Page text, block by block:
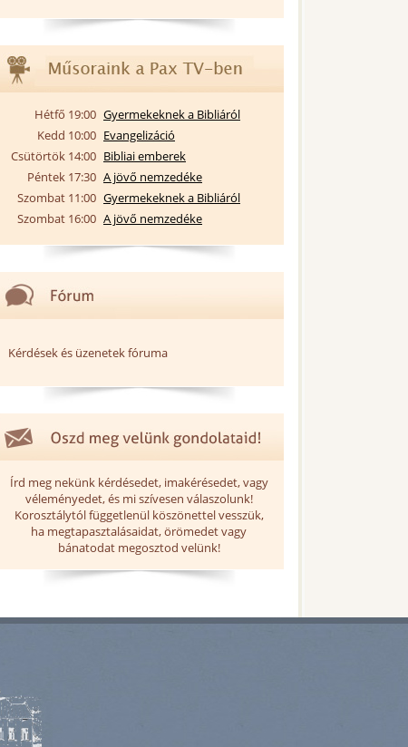
Hétfő 19:00 Gyermekeknek a Bibliáról
Kedd 10:00 Evangelizáció
Csütörtök 14:00 Bibliai emberek
Péntek 17:30 A jövő nemzedéke
Szombat 11:00 Gyermekeknek a Bibliáról
Szombat 16:00 A jövő nemzedéke
Kérdések és üzenetek fóruma
Írd meg nekünk kérdésedet, imakérésedet, vagy
véleményedet, és mi szívesen válaszolunk!
Korosztálytól függetlenül köszönettel vesszük,
ha megtapasztalásaidat, örömedet vagy
bánatodat megosztod velünk!